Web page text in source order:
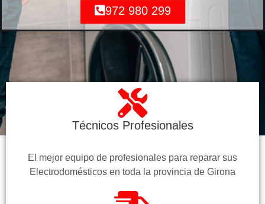
972 980 299
Técnicos Profesionales
El mejor equipo de profesionales para reparar sus
Electrodomésticos en toda la provincia de Girona